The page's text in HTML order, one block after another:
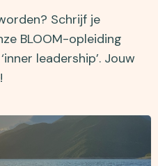
Schrijf je
BLOOM-opleiding
leadership’. Jouw